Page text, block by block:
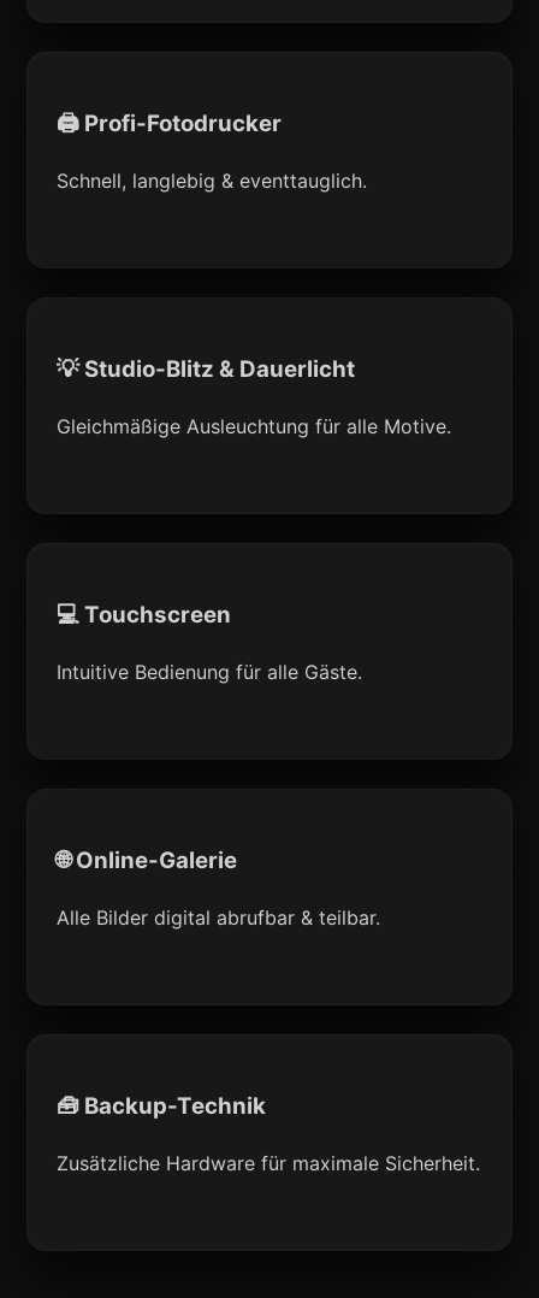
🖨 Profi-Fotodrucker
Schnell, langlebig & eventtauglich.
💡 Studio-Blitz & Dauerlicht
Gleichmäßige Ausleuchtung für alle Motive.
💻 Touchscreen
Intuitive Bedienung für alle Gäste.
🌐 Online-Galerie
Alle Bilder digital abrufbar & teilbar.
🧰 Backup-Technik
Zusätzliche Hardware für maximale Sicherheit.